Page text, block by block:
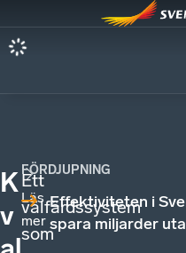
K
v
Ett
välfärdssystem
som
Läs
mer
FÖRDJUPNING
Effektiviteten i
spara miljarder